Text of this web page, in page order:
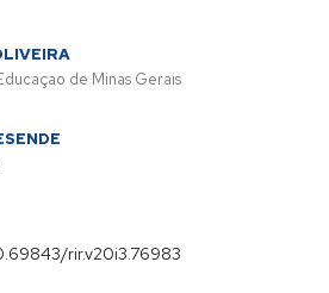
de Minas Gerais
rir.v20i3.76983